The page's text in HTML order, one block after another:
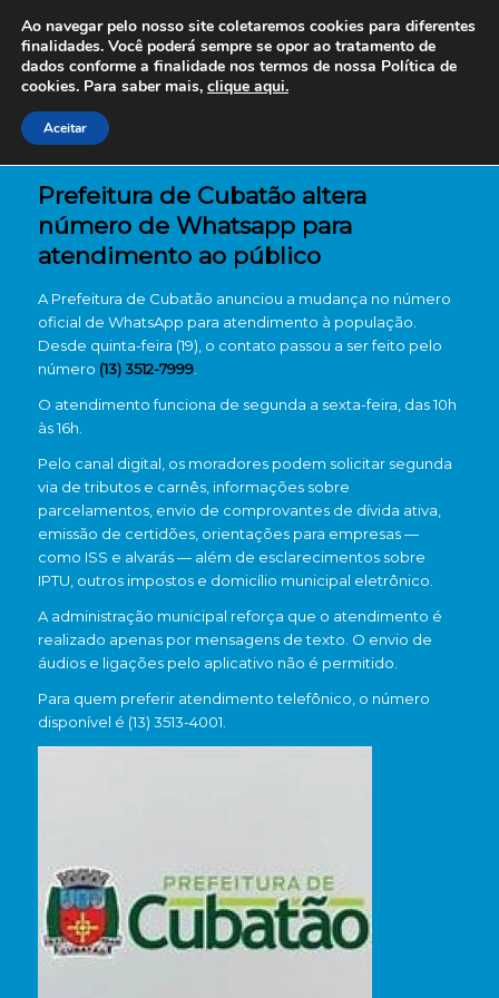
Prefeitura de Cubatão altera
número de Whatsapp para
atendimento ao público
A Prefeitura de Cubatão anunciou a mudança no número
oficial de WhatsApp para atendimento à população.
Desde quinta-feira (19), o contato passou a ser feito pelo
número (13) 3512-7999.
O atendimento funciona de segunda a sexta-feira, das 10h
às 16h.
Pelo canal digital, os moradores podem solicitar segunda
via de tributos e carnês, informações sobre
parcelamentos, envio de comprovantes de dívida ativa,
emissão de certidões, orientações para empresas —
como ISS e alvarás — além de esclarecimentos sobre
IPTU, outros impostos e domicílio municipal eletrônico.
A administração municipal reforça que o atendimento é
realizado apenas por mensagens de texto. O envio de
áudios e ligações pelo aplicativo não é permitido.
Para quem preferir atendimento telefônico, o número
disponível é (13) 3513-4001.
Ao navegar pelo nosso site coletaremos cookies para diferentes
finalidades. Você poderá sempre se opor ao tratamento de
dados conforme a finalidade nos termos de nossa Política de
cookies. Para saber mais, clique aqui.
Aceitar